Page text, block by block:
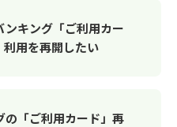
キング「ご利用カー
利用を再開したい
「ご利用カード」再